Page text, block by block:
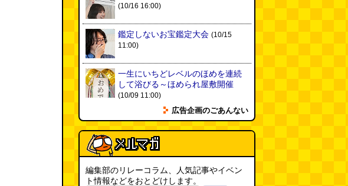
おもしろいって言われたい 第1回
朝エッセイと更新情報）(トルー)
(08.02 10:00)
カシューナッツの果実、カシュー
アップルは甘渋かった（傑作選）
(玉置標本) (08.01 18:00)
非常口の可能性があるタイヤ
ちゅたぐい) (08.01 16:00)
(10/16 16:00)
鑑定しないお宝鑑定大会 (10/15
11:00)
一生にいちどレベルのほめを連続
して浴びる～ほめられ屋敷開催
(10/09 11:00)
広告企画のごあんない
編集部のリレーコラム、人気記事やイベン
ト情報などをおとどけします。